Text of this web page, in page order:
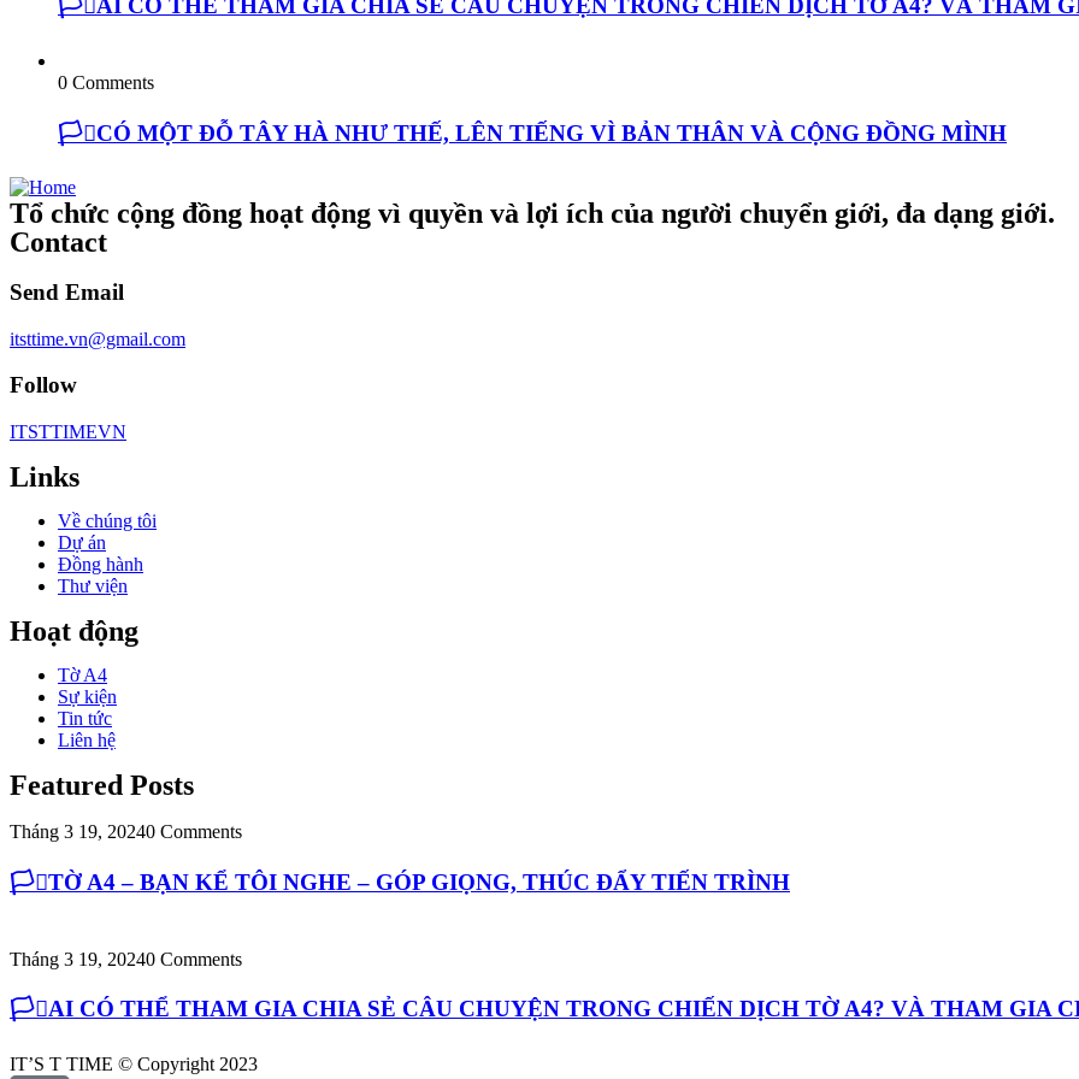
🏳️‍⚧️AI CÓ THỂ THAM GIA CHIA SẺ CÂU CHUYỆN TRONG CHIẾN DỊCH TỜ A4? VÀ THAM
0 Comments
🏳️‍⚧️CÓ MỘT ĐỖ TÂY HÀ NHƯ THẾ, LÊN TIẾNG VÌ BẢN THÂN VÀ CỘNG ĐỒNG MÌNH
Tổ chức cộng đồng hoạt động vì quyền và lợi ích của người chuyển giới, đa dạng giới.
Contact
Send Email
itsttime.vn@gmail.com
Follow
ITSTTIMEVN
Links
Về chúng tôi
Dự án
Đồng hành
Thư viện
Hoạt động
Tờ A4
Sự kiện
Tin tức
Liên hệ
Featured Posts
Tháng 3 19, 20240 Comments
🏳️‍⚧️TỜ A4 – BẠN KỂ TÔI NGHE – GÓP GIỌNG, THÚC ĐẨY TIẾN TRÌNH
Tháng 3 19, 20240 Comments
🏳️‍⚧️AI CÓ THỂ THAM GIA CHIA SẺ CÂU CHUYỆN TRONG CHIẾN DỊCH TỜ A4? VÀ THAM GIA
IT’S T TIME © Copyright 2023